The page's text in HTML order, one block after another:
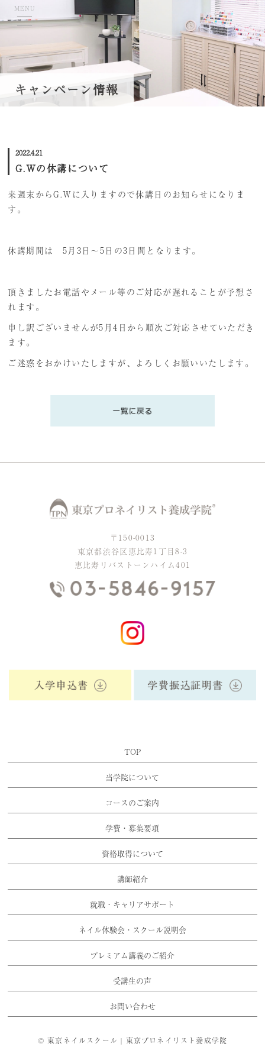
キャンペーン情報
MENU
TOP
当学院について
学費・募集要項
講師紹介
ネイル体験会/スクール説明会
受講生の声
2022.4.21
G.Wの休講について
来週末からG.Wに入りますので休講日のお知らせになりま
す。
休講期間は 5月3日～5日の3日間となります。
頂きましたお電話やメール等のご対応が遅れることが予想さ
れます。
申し訳ございませんが5月4日から順次ご対応させていただき
ます。
ご迷惑をおかけいたしますが、よろしくお願いいたします。
〒150-0013
東京都渋谷区恵比寿1丁目8-3
恵比寿リバストーンハイム401
TOP
当学院について
コースのご案内
学費・募集要項
資格取得について
講師紹介
就職・キャリアサポート
ネイル体験会・スクール説明会
プレミアム講義のご紹介
受講生の声
お問い合わせ
©東京ネイルスクール | 東京プロネイリスト養成学院